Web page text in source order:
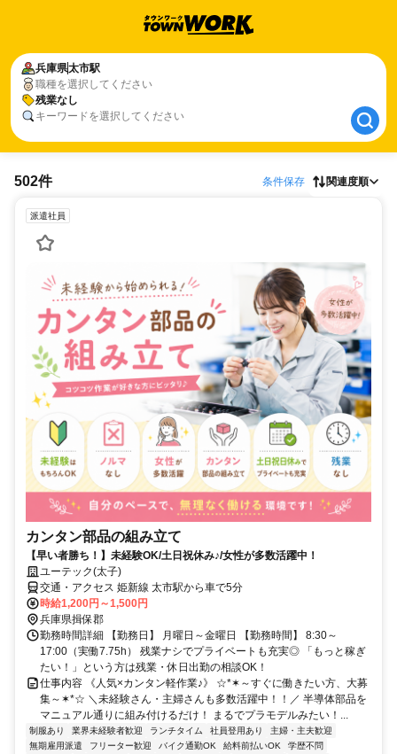
兵庫県太市駅
職種を選択してください
残業なし
キーワードを選択してください
兵庫県太市駅
残業なし
502件 条件保存 関連度順
派遣社員
カンタン部品の組み立て
【早い者勝ち！】未経験OK/土日祝休み♪/女性が多数活躍中！
ユーテック(太子)
交通・アクセス 姫新線 太市駅から車で5分
時給1,200円～1,500円
兵庫県揖保郡
勤務時間詳細 【勤務日】 月曜日～金曜日 【勤務時間】 8:30～
17:00（実働7.75h） 残業ナシでプライベートも充実◎ 「もっと稼ぎ
たい！」という方は残業・休日出勤の相談OK！
仕事内容 《人気×カンタン軽作業♪》 ☆*✶～すぐに働きたい方、大募
集～✶*☆ ＼未経験さん・主婦さんも多数活躍中！！／ 半導体部品を
マニュアル通りに組み付けるだけ！ まるでプラモデルみたい！...
制服あり 業界未経験者歓迎 ランチタイム 社員登用あり
主婦・主夫歓迎
無期雇用派遣
フリーター歓迎 バイク通勤OK 給料前払いOK
学歴不問